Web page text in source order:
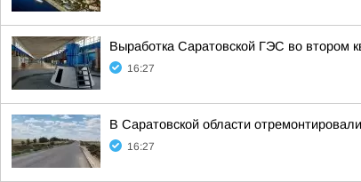
Выработка Саратовской ГЭС во втором
16:27
В Саратовской области
16:27